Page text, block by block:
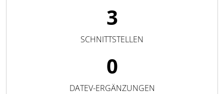
3
SCHNITTSTELLEN
0
DATEV-ERGÄNZUNGEN